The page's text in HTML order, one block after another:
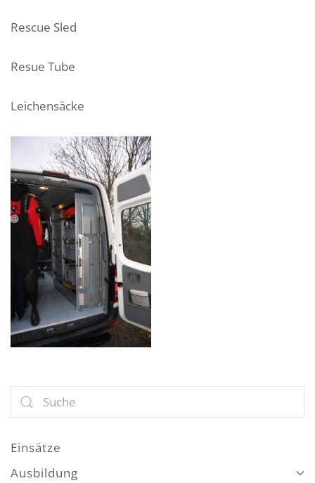
Rescue Sled
Resue Tube
Leichensäcke
Einsätze
Ausbildung